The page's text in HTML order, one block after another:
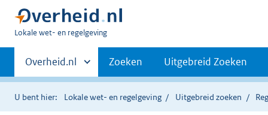
U
hier:
Lokale wet- en regelgeving
Primaire
navigatie
Andere
sites
binnen
Overheid.nl Zoeken Uitgebreid Zoeken
U bent hier: Lokale wet- en regelgeving Uitgebreid zoeken